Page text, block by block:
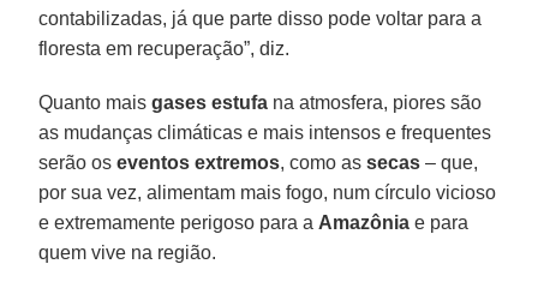
contabilizadas, já que parte disso pode voltar para a
floresta em recuperação”, diz.
Quanto maisgases estufa na atmosfera, piores são
as mudanças climáticas e mais intensos e frequentes
serão oseventos extremos, como assecas – que,
por sua vez, alimentam mais fogo, num círculo vicioso
e extremamente perigoso para a Amazônia e para
quem vive na região.